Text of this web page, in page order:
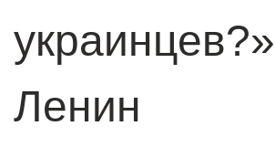
Ленин